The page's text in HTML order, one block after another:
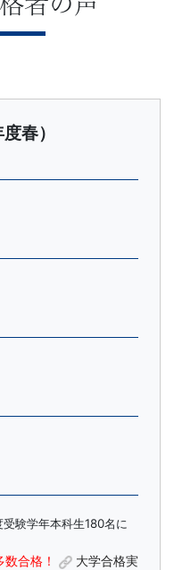
春）
験学年本科生180名に
合格！
大学合格実